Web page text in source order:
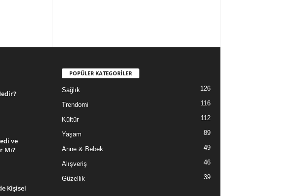
ve
Mı?
Kişisel
POPÜLER KATEGORİLER
Sağlık 126
Trendomi 116
Kültür 112
Yaşam 89
Anne & Bebek 49
Alışveriş 46
Güzellik 39